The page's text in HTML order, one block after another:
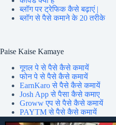
ब्लॉग पर ट्रेफिक कैसे बढ़ाएं |
ब्लॉग से पैसे कमाने के 20 तरीके
Paise Kaise Kamaye
गूगल पे से पैसे कैसे कमायें
फोन पे से पैसे कैसे कमायें
EarnKaro से पैसे कैसे कमायें
Josh App से पैसा कैसे कमाए
Groww एप से पैसे कैसे कमायें
PAYTM से पैसे कैसे कमायें